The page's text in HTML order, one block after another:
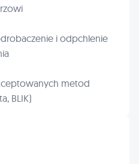
i odpchlenie
metod
BLIK)